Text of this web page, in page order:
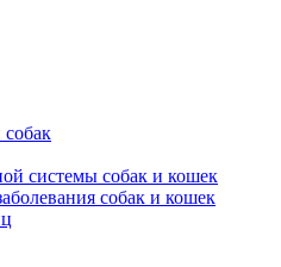
системы собак и кошек
собак и кошек